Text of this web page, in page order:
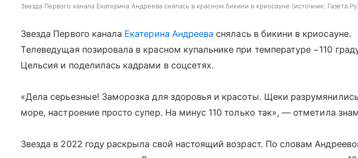
Звезда Первого канала Екатерина Андреева снялась в красном бикини в криосауне источник: Газета.Ру
Звезда Первого канала Екатерина Андреева снялась в бикини в криосауне.
Телеведущая позировала в красном купальнике при температуре −110
Цельсия и поделилась кадрами в соцсетях.
«Дела серьезные! Заморозка для здоровья и красоты. Щеки
море, настроение просто супер. На минус 110 только так», — отметила
Звезда в 2022 году раскрыла свой настоящий возраст. По словам